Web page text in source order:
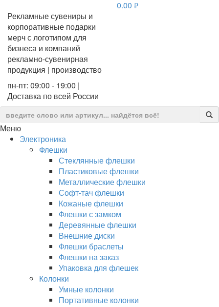
Рекламные сувениры и
корпоративные подарки
мерч с логотипом для
бизнеса и компаний
рекламно-сувенирная
продукция | производство
пн-пт: 09:00 - 19:00 |
Доставка по всей России
0.00 руб.
Меню
Электроника
Флешки
Стеклянные флешки
Пластиковые флешки
Металлические флешки
Софт-тач флешки
Кожаные флешки
Флешки с замком
Деревянные флешки
Внешние диски
Флешки браслеты
Флешки на заказ
Упаковка для флешек
Колонки
Умные колонки
Портативные колонки